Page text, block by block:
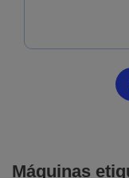
Máquinas